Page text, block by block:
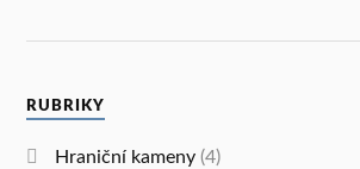
RUBRIKY
Hraniční kameny (4)